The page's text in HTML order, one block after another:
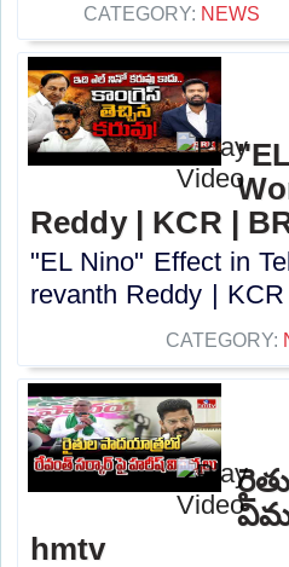
CATEGORY: NEWS
Reddy | KCR |
"EL Nino" Effect in
revanth Reddy |
CATEGORY:
hmtv